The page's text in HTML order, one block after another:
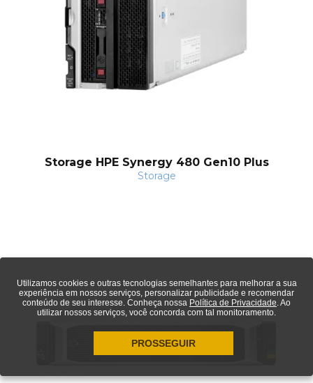
Storage HPE Synergy 480 Gen10 Plus
Storage
Utilizamos cookies e outras tecnologias semelhantes para melhorar a sua
experiência em nossos serviços, personalizar publicidade e recomendar
conteúdo de seu interesse. Conheça nossa Política de Privacidade. Ao
utilizar nossos serviços, você concorda com tal monitoramento.
PROSSEGUIR